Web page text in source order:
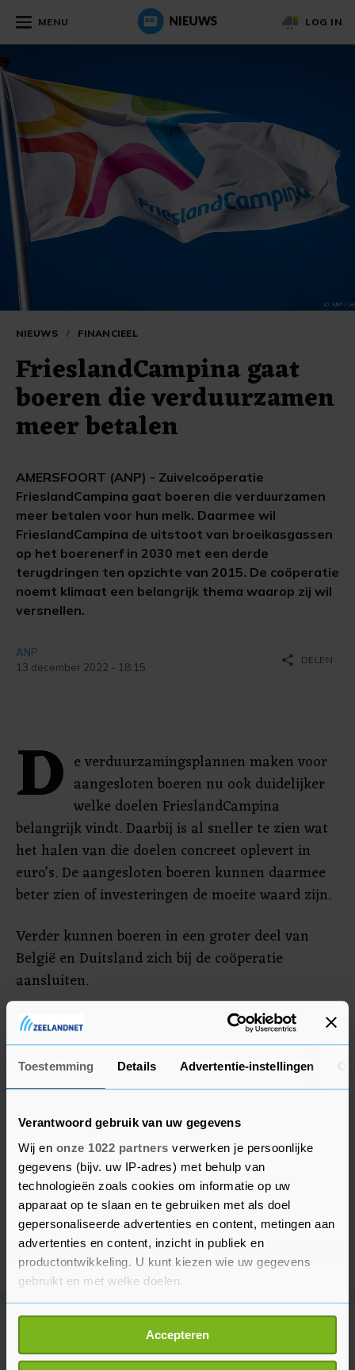
Toestemming Details Advertentie-instellingen
Verantwoord gebruik van uw gegevens
Wij en onze 1022 partners verwerken je persoonlijke
gegevens (bijv. uw IP-adres) met behulp van
technologieën zoals cookies om informatie op uw
apparaat op te slaan en te gebruiken met als doel
gepersonaliseerde advertenties en content, metingen aan
advertenties en content, inzicht in publiek en
productontwikkeling. U kunt kiezen wie uw gegevens
gebruikt en met welke doelen.
Als u het toestaat, willen we ook graag:
Informatie verzamelen over uw geografische
locatie, die tot een paar meter nauwkeurig kan zijn
Accepteren
MENU LOG IN
NIEUWS / FINANCIEEL
FrieslandCampina gaat
boeren die verduurzamen
meer betalen
AMERSFOORT (ANP) - Zuivelcoöperatie
FrieslandCampina gaat boeren die verduurzamen
meer betalen voor hun melk. Daarmee wil
FrieslandCampina de uitstoot van broeikasgassen
op het boerenerf in 2030 met een derde
terugdringen ten opzichte van 2015. De coöperatie
noemt klimaat een belangrijk thema waarop zij wil
versnellen.
ANP
13 december 2022 - 18:15
share DELEN
D e verduurzamingsplannen maken voor
aangesloten boeren nu ook duidelijker
welke doelen FrieslandCampina
belangrijk vindt. Daarbij is al sneller te zien wat
het halen van die doelen concreet oplevert in
euro's. De aangesloten boeren kunnen daarmee
beter zien of investeringen de moeite waard zijn.
Verder kunnen boeren in een groter deel van
België en Duitsland zich bij de coöperatie
aansluiten.
Meer uit Financieel